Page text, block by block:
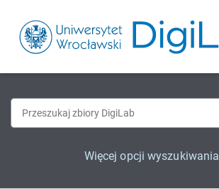
Więcej opcji wyszukiwania